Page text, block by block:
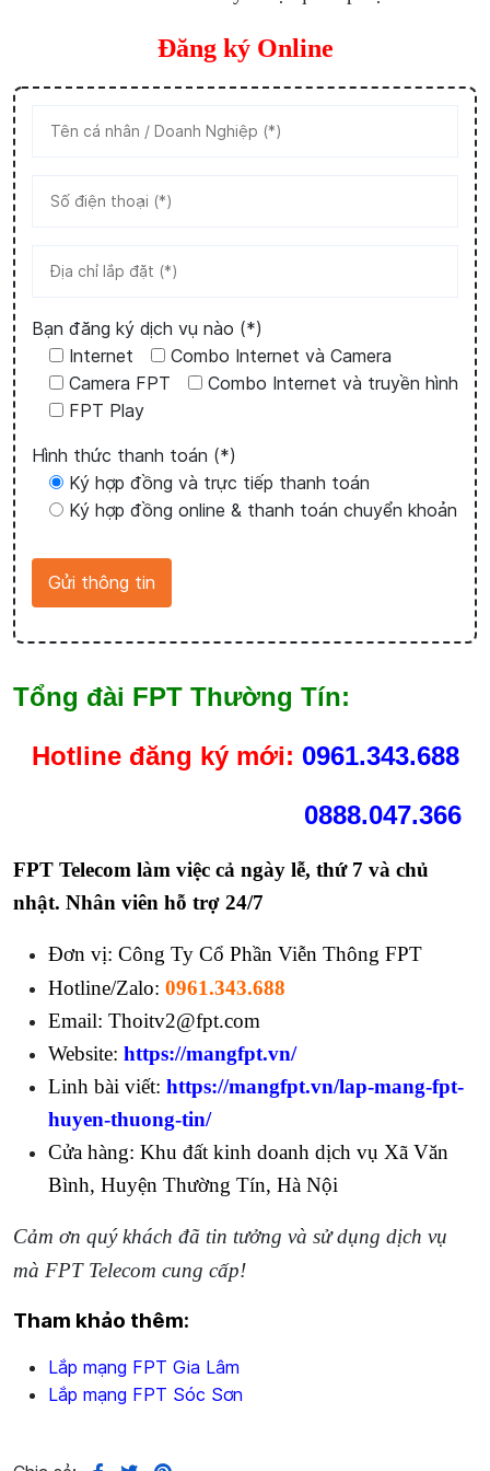
Đăng ký Online
Bạn đăng ký dịch vụ nào (*)
Internet
Combo Internet và Camera
Camera FPT
Combo Internet và truyền hình
FPT Play
Hình thức thanh toán (*)
Ký hợp đồng và trực tiếp thanh toán
Ký hợp đồng online & thanh toán chuyển khoản
Tổng đài FPT Thường Tín:
Hotlineđăng ký mới: 0961.343.688
0888.047.366
FPT Telecom làm việc cả ngày lễ, thứ 7 và chủ
nhật. Nhân viên hỗ trợ 24/7
Đơn vị: Công Ty Cổ Phần Viễn Thông FPT
Hotline/Zalo: 0961.343.688
Email: Thoitv2@fpt.com
Website: https://mangfpt.vn/
Linh bài viết: https://mangfpt.vn/lap-mang-fpt-
huyen-thuong-tin/
Cửa hàng: Khu đất kinh doanh dịch vụ Xã Văn
Bình, Huyện Thường Tín, Hà Nội
Cảm ơn quý khách đã tin tưởng và sử dụng dịch vụ
mà FPT Telecom cung cấp!
Tham khảo thêm:
Lắp mạng FPT Gia Lâm
Lắp mạng FPT Sóc Sơn